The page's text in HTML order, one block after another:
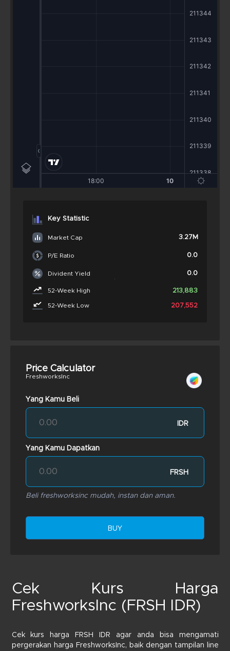
Key Statistic
Market Cap 3.27M
P/E Ratio 0.0
Divident Yield 0.0
52-Week High 213,883
52-Week Low 207,552
Price Calculator
FreshworksInc
Yang Kamu Beli
IDR
Yang Kamu Dapatkan
FRSH
Beli freshworksinc mudah, instan dan aman.
BUY
Cek Kurs Harga
FreshworksInc (FRSH IDR)
Cek kurs harga FRSH IDR agar anda bisa mengamati
pergerakan harga FreshworksInc, baik dengan tampilan line